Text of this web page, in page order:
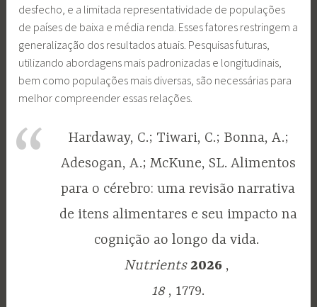
desfecho, e a limitada representatividade de populações
de países de baixa e média renda. Esses fatores restringem a
generalização dos resultados atuais. Pesquisas futuras,
utilizando abordagens mais padronizadas e longitudinais,
bem como populações mais diversas, são necessárias para
melhor compreender essas relações.
Hardaway, C.; Tiwari, C.; Bonna, A.;
Adesogan, A.; McKune, SL. Alimentos
para o cérebro: uma revisão narrativa
de itens alimentares e seu impacto na
cognição ao longo da vida.
Nutrients2026,
18, 1779.